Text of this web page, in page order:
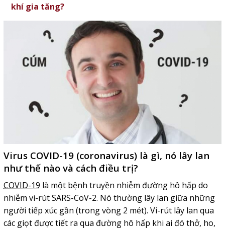
khí gia tăng?
Virus COVID-19 (coronavirus) là gì, nó lây lan
như thế nào và cách điều trị?
COVID-19 là một bệnh truyền nhiễm đường hô hấp do
nhiễm vi-rút SARS-CoV-2. Nó thường lây lan giữa những
người tiếp xúc gần (trong vòng 2 mét). Vi-rút lây lan qua
các giọt được tiết ra qua đường hô hấp khi ai đó thở, ho,